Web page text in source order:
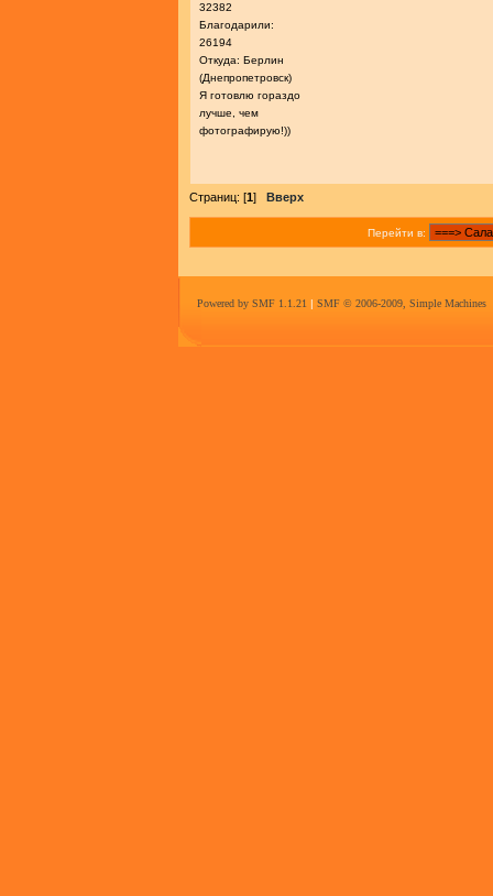
32382
Благодарили:
26194
Откуда: Берлин
(Днепропетровск)
Я готовлю гораздо
лучше, чем
фотографирую!))
Страниц: [1] Вверх
Перейти в:
Powered by SMF 1.1.21 | SMF © 2006-2009, Simple Machines